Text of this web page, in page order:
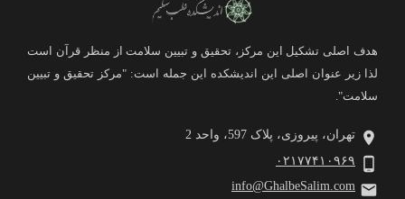
هدف اصلی تشکیل این مرکز، تحقیق و تبیین سلامت از منظر قرآن است
لذا زیر عنوان اصلی این اندیشکده این جمله است: "مرکز تحقیق و تبیین
سلامت".
تهران، پیروزی، پلاک 597، واحد 2
۰۲۱۷۷۴۱۰۹۶۹
info@GhalbeSalim.com